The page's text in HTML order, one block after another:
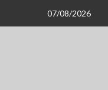
07/08/2026